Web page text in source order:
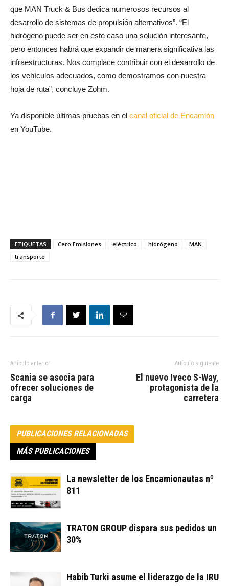
que MAN Truck & Bus dedica numerosos recursos al
desarrollo de sistemas de propulsión alternativos”. “El
hidrógeno puede ser en este caso una solución interesante,
pero entonces habrá que expandir de manera significativa las
infraestructuras. Nos complace contribuir con el desarrollo de
los vehículos adecuados, como demostramos con nuestra
hoja de ruta”, concluye Zohm.
Ya disponible últimas pruebas en el canal oficial de Encamión
en YouTube.
ETIQUETAS Cero Emisiones eléctrico hidrógeno
MAN
transporte
Artículo anterior
Scania se asocia para
ofrecer soluciones de
carga
Artículo siguiente
El nuevo Iveco S-Way,
protagonista de la
carretera
PUBLICACIONES RELACIONADAS
MÁS PUBLICACIONES
La newsletter de los Encamionautas nº
811
TRATON GROUP dispara sus pedidos un
30%
Habib Turki asume el liderazgo de la IRU